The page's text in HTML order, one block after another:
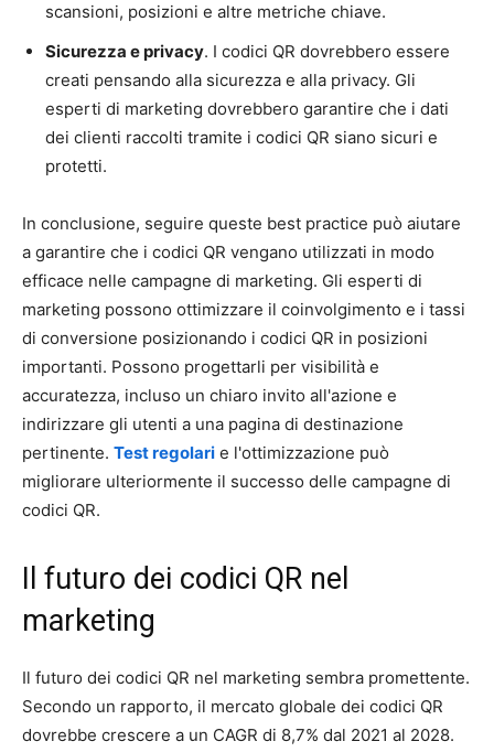
scansioni, posizioni e altre metriche chiave.
Sicurezza e privacy. I codici QR dovrebbero essere
creati pensando alla sicurezza e alla privacy. Gli
esperti di marketing dovrebbero garantire che i dati
dei clienti raccolti tramite i codici QR siano sicuri e
protetti.
In conclusione, seguire queste best practice può aiutare
a garantire che i codici QR vengano utilizzati in modo
efficace nelle campagne di marketing. Gli esperti di
marketing possono ottimizzare il coinvolgimento e i tassi
di conversione posizionando i codici QR in posizioni
importanti. Possono progettarli per visibilità e
accuratezza, incluso un chiaro invito all'azione e
indirizzare gli utenti a una pagina di destinazione
pertinente. Test regolari e l'ottimizzazione può
migliorare ulteriormente il successo delle campagne di
codici QR.
Il futuro dei codici QR nel
marketing
Il futuro dei codici QR nel marketing sembra promettente.
Secondo un rapporto, il mercato globale dei codici QR
dovrebbe crescere a un CAGR di 8,7% dal 2021 al 2028.